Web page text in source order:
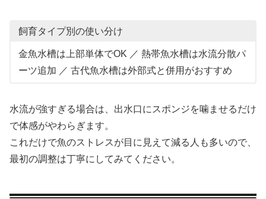
飼育タイプ別の使い分け
金魚水槽は上部単体でOK ／ 熱帯魚水槽は水流分散パ
ーツ追加 ／ 古代魚水槽は外部式と併用がおすすめ
水流が強すぎる場合は、出水口にスポンジを噛ませるだけ
で体感がやわらぎます。
これだけで魚のストレスが目に見えて減る人も多いので、
最初の調整は丁寧にしてみてください。